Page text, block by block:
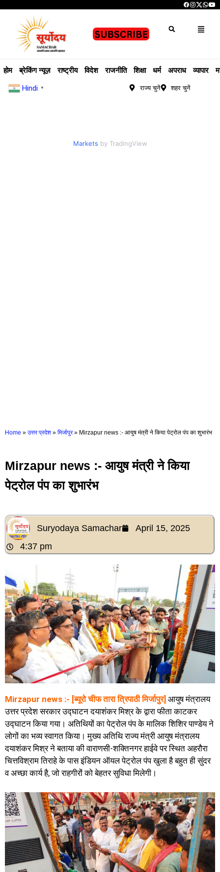
होम ब्रेकिंग न्यूज़ राष्ट्रीय विदेश राजनीति शिक्षा धर्म अपराध व्यापार
Hindi ▼ राज्य चुनें शहर चुनें
Markets by TradingView
Home » उत्तर प्रदेश » मिर्जापुर » Mirzapur news :- आयुष मंत्री ने किया पेट्रोल पंप का शुभारंभ
Mirzapur news :- आयुष मंत्री ने किया
पेट्रोल पंप का शुभारंभ
Suryodaya Samachar
April 15, 2025
4:37 pm
Mirzapur news :- [ब्यूरो चीफ तारा त्रिपाठी मिर्जापुर] आयुष मंत्रालय
उत्तर प्रदेश सरकार उद्घाटन दयाशंकर मिश्र के द्वारा फीता काटकर
उद्घाटन किया गया। अतिथियों का पेट्रोल पंप के मालिक शिशिर पाण्डेय ने
लोगों का भव्य स्वागत किया। मुख्य अतिथि राज्य मंत्री आयुष मंत्रालय
दयाशंकर मिश्र ने बताया की वाराणसी-शक्तिनगर हाईवे पर स्थित अहरौरा
चित्तविश्राम तिराहे के पास इंडियन ऑयल पेट्रोल पंप खुला है बहुत ही सुंदर
व अच्छा कार्य है, जो राहगीरों को बेहतर सुविधा मिलेगी।